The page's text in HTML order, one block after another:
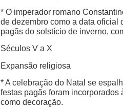
* O imperador romano
de dezembro como a data oficial
pagãs do solstício de inverno,
Séculos V a X
Expansão religiosa
* A celebração do Natal se
festas pagãs foram incorporados
como decoração.